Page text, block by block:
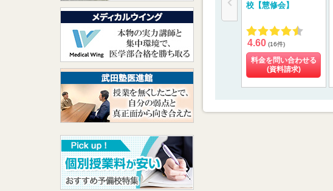
校【慧修会】
4.60 (16件)
料金を問い合わせる
(資料請求)